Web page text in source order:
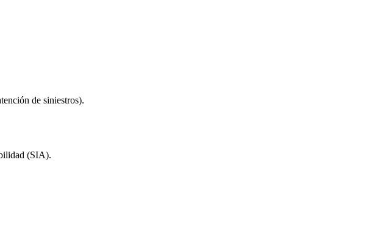
de siniestros).
(SIA).